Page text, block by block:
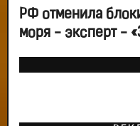
РФ отменила
моря - эксперт -